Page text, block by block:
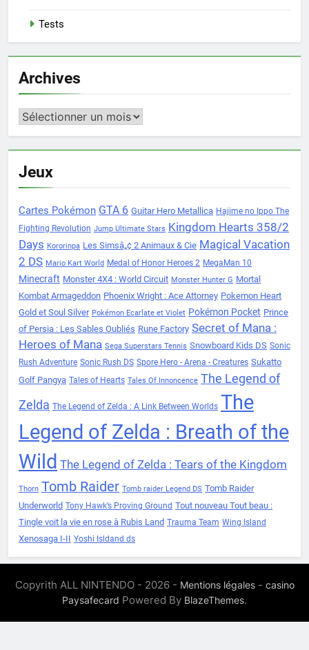
Tests
Archives
Archives
Jeux
Cartes Pokémon GTA 6 Guitar Hero Metallica Hajime no Ippo The
Fighting Revolution Jump Ultimate Stars Kingdom Hearts 358/2
Days Kororinpa Les Simsâ„¢ 2 Animaux & Cie Magical Vacation
2 DS Mario Kart World Medal of Honor Heroes 2 MegaMan 10
Minecraft Monster 4X4 : World Circuit Monster Hunter G Mortal
Kombat Armageddon Phoenix Wright : Ace Attorney Pokemon Heart
Gold et Soul Silver Pokémon Ecarlate et Violet Pokémon Pocket Prince
of Persia : Les Sables Oubliés Rune Factory Secret of Mana :
Heroes of Mana Sega Superstars Tennis Snowboard Kids DS Sonic
Rush Adventure Sonic Rush DS Spore Hero - Arena - Creatures Sukatto
Golf Pangya Tales of Hearts Tales Of Innoncence The Legend of
Zelda The Legend of Zelda : A Link Between Worlds The
Legend of Zelda : Breath of the
Wild The Legend of Zelda : Tears of the Kingdom
Thorn Tomb Raider Tomb raider Legend DS Tomb Raider
Underworld Tony Hawk’s Proving Ground Tout nouveau Tout beau :
Tingle voit la vie en rose à Rubis Land Trauma Team Wing Island
Xenosaga I-II Yoshi Isldand ds
Copyrith ALL NINTENDO - 2026 - Mentions légales- casino
Paysafecard Powered By BlazeThemes.